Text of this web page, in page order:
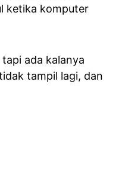
ketika komputer
ada kalanya
tampil lagi, dan